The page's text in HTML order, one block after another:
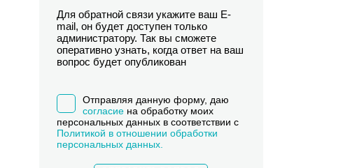
Для обратной связи укажите ваш E-
mail, он будет доступен только
администратору. Так вы сможете
оперативно узнать, когда ответ на ваш
вопрос будет опубликован
Отправляя данную форму, даю
согласиена обработку моих
персональных данных в соответствии с
Политикой в отношении обработки
персональных данных.